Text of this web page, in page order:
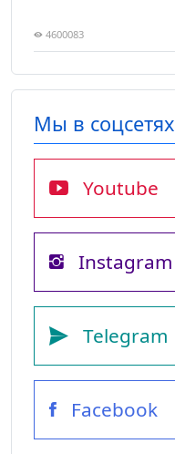
4600083
Мы в соцсетях
Youtube
Instagram
Telegram
Facebook